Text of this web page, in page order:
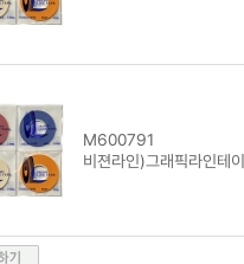
M600791
비젼라인)그래픽라인